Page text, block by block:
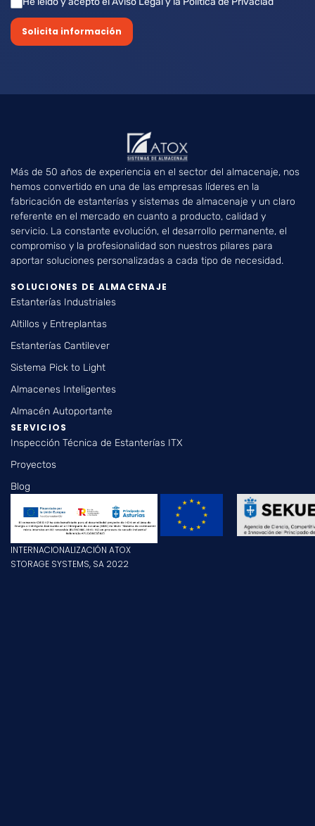
Solicita información
Más de 50 años de experiencia en el sector del almacenaje, nos
hemos convertido en una de las empresas líderes en la
fabricación de estanterías y sistemas de almacenaje y un claro
referente en el mercado en cuanto a producto, calidad y
servicio. La constante evolución, el desarrollo permanente, el
compromiso y la profesionalidad son nuestros pilares para
aportar soluciones personalizadas a cada tipo de necesidad.
SOLUCIONES DE ALMACENAJE
Estanterías Industriales
Altillos y Entreplantas
Estanterías Cantilever
Sistema Pick to Light
Almacenes Inteligentes
Almacén Autoportante
SERVICIOS
Inspección Técnica de Estanterías ITX
Proyectos
Blog
INTERNACIONALIZACIÓN ATOX
STORAGE SYSTEMS, SA 2022